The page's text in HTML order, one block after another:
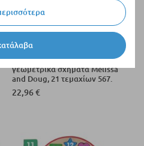
Διαθέσιμο
Ξύλινος διαλογέας με
γεωμετρικά σχήματα Melissa
and Doug, 21 τεμαχίων 567.
22,96 €